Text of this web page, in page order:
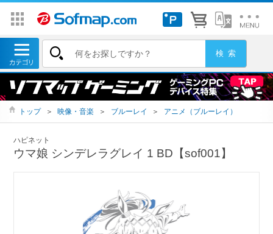
トップ ＞ 映像・音楽 ＞ ブルーレイ ＞ アニメ（ブルーレイ）
ハピネット
ウマ娘 シンデレラグレイ 1 BD【sof001】